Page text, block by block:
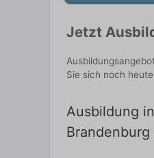
Jetzt
Sie sich noch
Ausbildung